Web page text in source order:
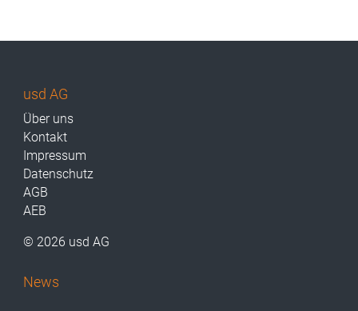
usd AG
Über uns
Kontakt
Impressum
Datenschutz
AGB
AEB
© 2026 usd AG
News